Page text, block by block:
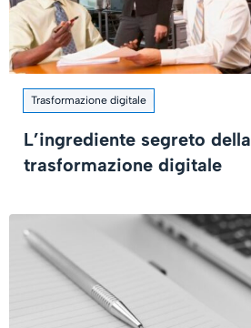
Trasformazione digitale
L’ingrediente segreto della
trasformazione digitale